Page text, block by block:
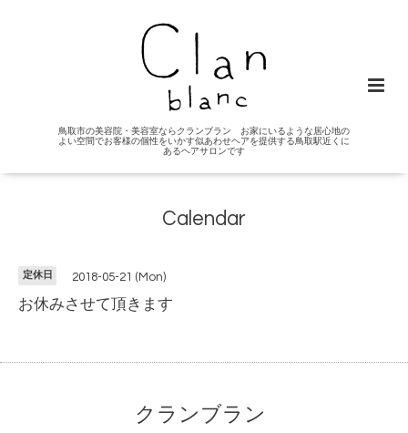
鳥取市の美容院・美容室ならクランブラン お家にいるような居心地の
よい空間でお客様の個性をいかす似あわせヘアを提供する鳥取駅近くに
あるヘアサロンです
Calendar
定休日 2018-05-21 (Mon)
お休みさせて頂きます
クランブラン